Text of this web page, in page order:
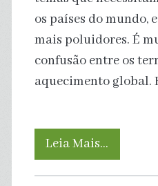
os países do mundo,
mais poluidores. É
confusão entre os
aquecimento global.
Leia Mais…
a